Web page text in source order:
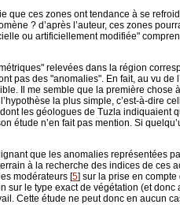
que ces zones ont tendance à se
? d’après l’auteur, ces zones
ou artificiellement modifiée"
relevées dans la région
pas des "anomalies". En fait, au vu de
Il me semble que la première chose
la plus simple, c’est-à-dire
les géologues de Tuzla indiquaient
étude n’en fait pas mention. Si
que les anomalies représentées
à la recherche des indices de ces
modérateurs [5] sur la prise en compte
sur le type exact de végétation (et
Cette étude ne peut donc en aucun